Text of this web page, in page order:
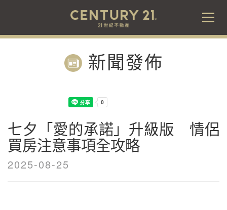
新聞發佈
七夕「愛的承諾」升級版 情侶
買房注意事項全攻略
2025-08-25